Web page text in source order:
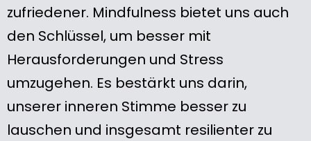
zufriedener. Mindfulness bietet uns auch
den Schlüssel, um besser mit
Herausforderungen und Stress
umzugehen. Es bestärkt uns darin,
unserer inneren Stimme besser zu
lauschen und insgesamt resilienter zu